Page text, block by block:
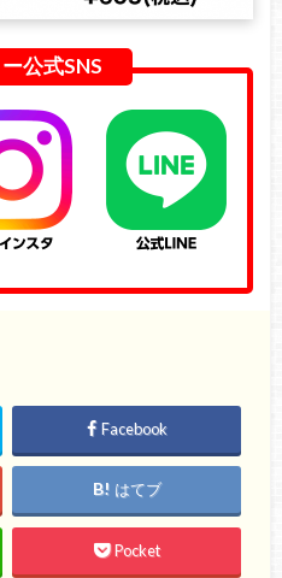
公式SNS
Facebook
はてブ
Pocket